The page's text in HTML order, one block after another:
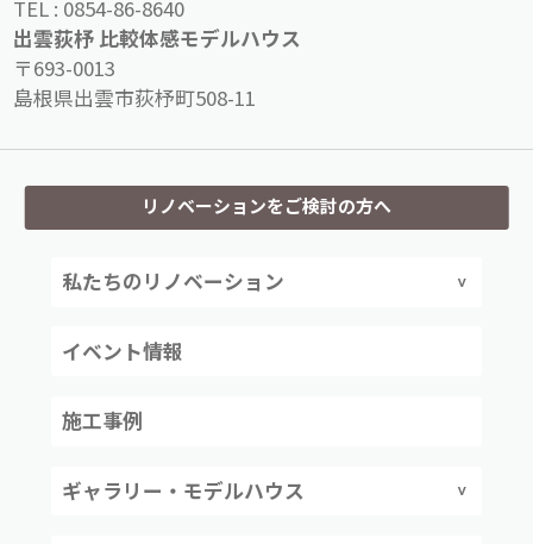
TEL : 0854-86-8640
出雲荻杼 比較体感モデルハウス
〒693-0013
島根県出雲市荻杼町508-11
リノベーションをご検討の方へ
私たちのリノベーション
イベント情報
施工事例
ギャラリー・モデルハウス